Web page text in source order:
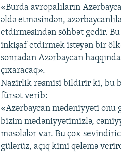
«Burda avropalıların
əldə etməsindən,
etdirməsindən söhbət gedir.
inkişaf etdirmək istəyən bir
sonradan Azərbaycan
çıxaracaq».
Nazirlik rəsmisi bildirir ki, bu
fürsət verib:
«Azərbaycan mədəniyyəti onu
bizim mədəniyyətimizlə,
məsələlər var. Bu çox
gülərüz, açıq kimi qələmə